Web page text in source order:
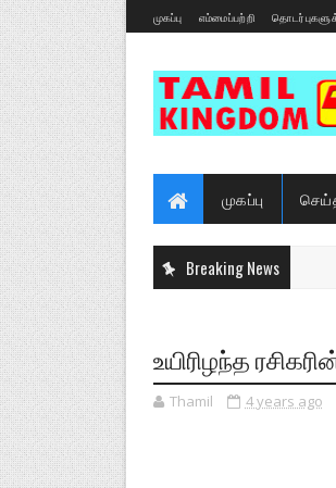
முகப்பு எம்மைப்பற்றி
முகப்பு
Breaking News
உயிரிழந்த
Thamil 4 years ago